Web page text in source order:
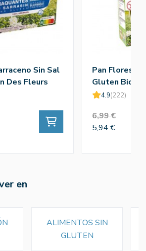
Sin Sal
Des Fleurs
Pan Flores
Gluten Bio
Des Fleurs
4.9(222)
6,99 €
5,94 €
en
ALIMENTOS SIN
GLUTEN